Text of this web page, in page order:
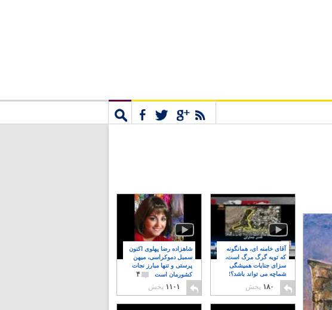
شاهزاده رضا پهلوی اکنون
سمبل دموکراسی، میهن
پرستی و تنها مبارز نجات
کشورمان است
۴
۱۱۰۱ پخش
آقای خامنه ای، همانگونه
که توبه گرگ مرگ است،
سزای جنایات همیشگی
شماچه می تواند باشد؟!
۸
۱۸۰ پخش